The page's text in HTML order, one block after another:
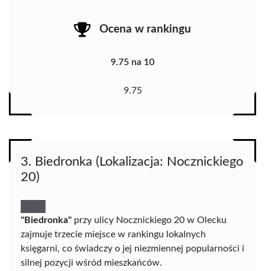
Ocena w rankingu
9.75 na 10
9.75
3. Biedronka (Lokalizacja: Nocznickiego
20)
"Biedronka" przy ulicy Nocznickiego 20 w Olecku
zajmuje trzecie miejsce w rankingu lokalnych
księgarni, co świadczy o jej niezmiennej popularności i
silnej pozycji wśród mieszkańców.